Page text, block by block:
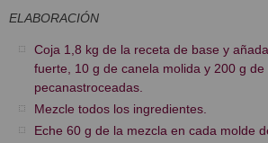
ELABORACIÓN
Coja 1,8 kg de la receta de base y
fuerte, 10 g de canela molida y 200 g de
pecanastroceadas.
Mezcle todos los ingredientes.
Eche 60 g de la mezcla en cada molde